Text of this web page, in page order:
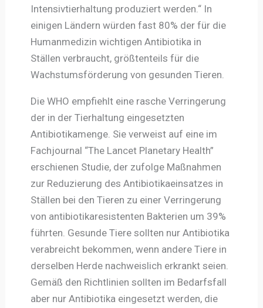
Intensivtierhaltung produziert werden.“ In
einigen Ländern würden fast 80% der für die
Humanmedizin wichtigen Antibiotika in
Ställen verbraucht, größtenteils für die
Wachstumsförderung von gesunden Tieren.
Die WHO empfiehlt eine rasche Verringerung
der in der Tierhaltung eingesetzten
Antibiotikamenge. Sie verweist auf eine im
Fachjournal “The Lancet Planetary Health”
erschienen Studie, der zufolge Maßnahmen
zur Reduzierung des Antibiotikaeinsatzes in
Ställen bei den Tieren zu einer Verringerung
von antibiotikaresistenten Bakterien um 39%
führten. Gesunde Tiere sollten nur Antibiotika
verabreicht bekommen, wenn andere Tiere in
derselben Herde nachweislich erkrankt seien.
Gemäß den Richtlinien sollten im Bedarfsfall
aber nur Antibiotika eingesetzt werden, die